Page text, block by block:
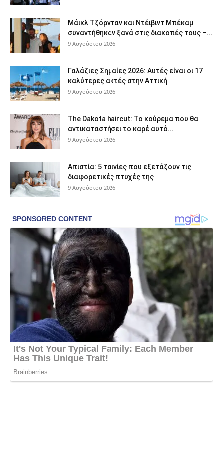
Μάικλ Τζόρνταν και Ντέιβιντ Μπέκαμ
συναντήθηκαν ξανά στις διακοπές τους –...
9 Αυγούστου 2026
Γαλάζιες Σημαίες 2026: Αυτές είναι οι 17
καλύτερες ακτές στην Αττική
9 Αυγούστου 2026
The Dakota haircut: Το κούρεμα που θα
αντικαταστήσει το καρέ αυτό...
9 Αυγούστου 2026
Απιστία: 5 ταινίες που εξετάζουν τις
διαφορετικές πτυχές της
9 Αυγούστου 2026